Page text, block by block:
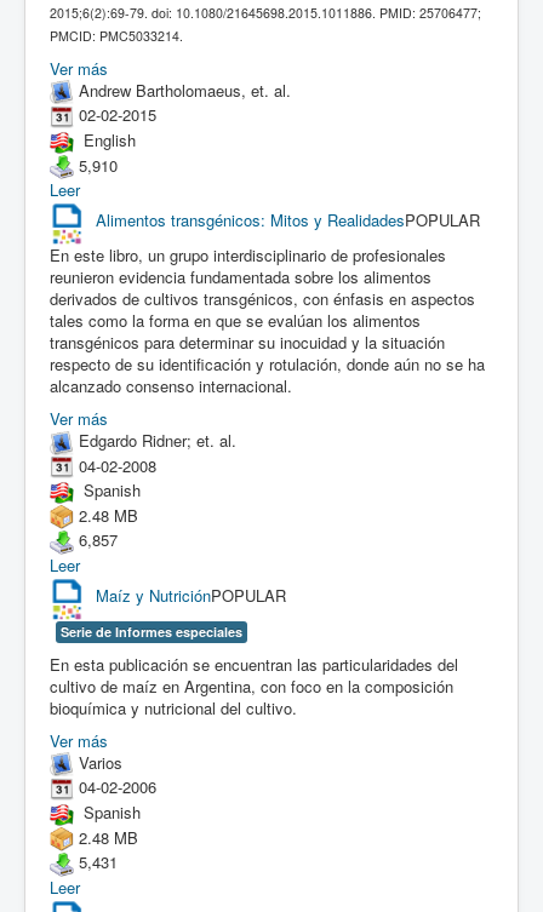
2015;6(2):69-79. doi: 10.1080/21645698.2015.1011886. PMID: 25706477;
PMCID: PMC5033214.
Ver más
Andrew Bartholomaeus, et. al.
02-02-2015
English
5,910
Leer
Alimentos transgénicos: Mitos y RealidadesPOPULAR
En este libro, un grupo interdisciplinario de profesionales
reunieron evidencia fundamentada sobre los alimentos
derivados de cultivos transgénicos, con énfasis en aspectos
tales como la forma en que se evalúan los alimentos
transgénicos para determinar su inocuidad y la situación
respecto de su identificación y rotulación, donde aún no se ha
alcanzado consenso internacional.
Ver más
Edgardo Ridner; et. al.
04-02-2008
Spanish
2.48 MB
6,857
Leer
Maíz y NutriciónPOPULAR
Serie de Informes especiales
En esta publicación se encuentran las particularidades del
cultivo de maíz en Argentina, con foco en la composición
bioquímica y nutricional del cultivo.
Ver más
Varios
04-02-2006
Spanish
2.48 MB
5,431
Leer